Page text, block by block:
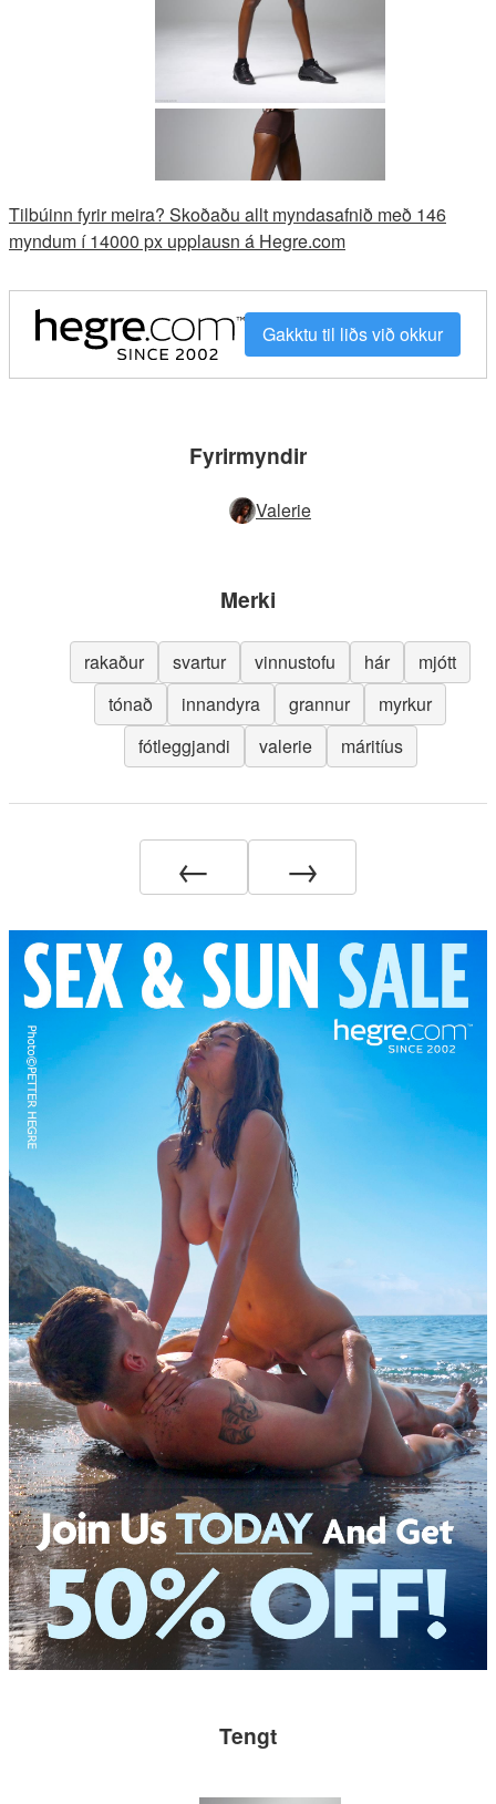
Tilbúinn fyrir meira? Skoðaðu allt myndasafnið með 146
myndum í 14000 px upplausn á Hegre.com
Gakktu til liðs við okkur
Fyrirmyndir
Valerie
Merki
rakaður svartur vinnustofu hár
mjótt
tónað
innandyra grannur
myrkur
fótleggjandi
valerie máritíus
← →
Tengt